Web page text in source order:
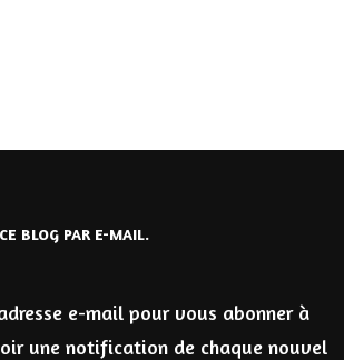
BLOG PAR E-MAIL.
e-mail pour vous abonner à
une notification de chaque nouvel